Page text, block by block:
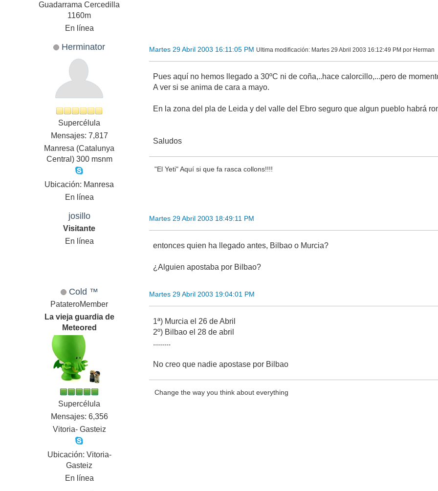
Guadarrama Cercedilla
1160m
En línea
Herminator
Supercélula
Mensajes: 7,817
Manresa (Catalunya
Central) 300 msnm
Ubicación: Manresa
En línea
Martes 29 Abril 2003 16:11:05 PM Ultima modificación: Martes 29 Abril 2003 16:12:49 PM por Herman
Pues aquí no hemos llegado a 30ºC ni de coña,..hace calorcillo,...pero de
A ver si se anima de cara a mayo.
En la zona del pla de Leida y del valle del Ebro seguro que algun pueblo habrá
Saludos
"El Yeti" Aquí si que fa rasca collons!!!!
josillo
Visitante
En línea
Martes 29 Abril 2003 18:49:11 PM
entonces quien ha llegado antes, Bilbao o Murcia?
¿Alguien apostaba por Bilbao?
Cold ™
PatateroMember
La vieja guardia de
Meteored
Supercélula
Mensajes: 6,356
Vitoria- Gasteiz
Ubicación: Vitoria-
Gasteiz
En línea
Martes 29 Abril 2003 19:04:01 PM
1ª) Murcia el 26 de Abril
2º) Bilbao el 28 de abril
.........
No creo que nadie apostase por Bilbao
Change the way you think about everything